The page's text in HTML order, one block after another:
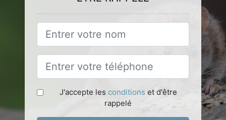
J'accepte les conditions et d'être
rappelé